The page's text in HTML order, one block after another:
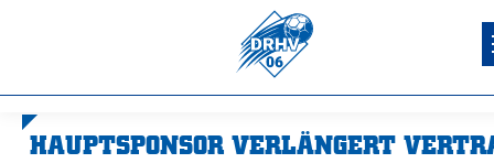
HAUPTSPONSOR VERLÄNGERT